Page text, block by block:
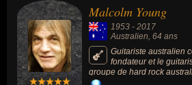
Malcolm Young
1953 - 2017
Australien , 64 ans
Guitariste australien
fondateur et le
groupe de hard rock
le frère de George et